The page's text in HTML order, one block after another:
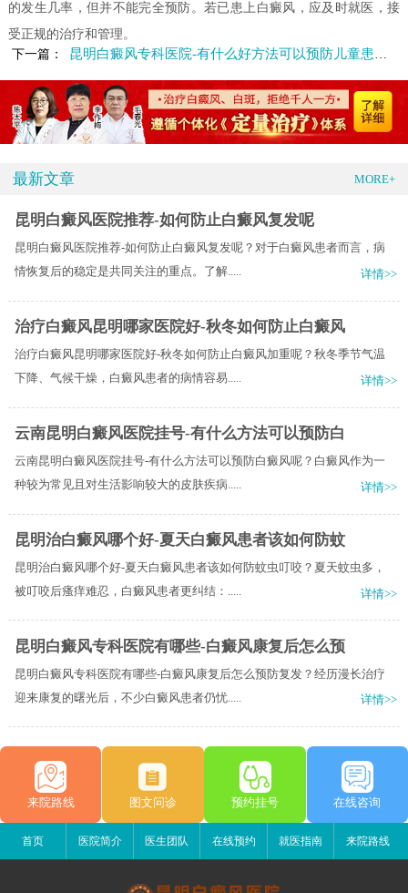
的发生几率，但并不能完全预防。若已患上白癜风，应及时就医，接
受正规的治疗和管理。
下一篇：
昆明白癜风专科医院-有什么好方法可以预防儿童患白癜风呢
最新文章 MORE+
昆明白癜风医院推荐-如何防止白癜风复发呢
昆明白癜风医院推荐-如何防止白癜风复发呢？对于白癜风患者而言，病
情恢复后的稳定是共同关注的重点。了解.....
详情>>
治疗白癜风昆明哪家医院好-秋冬如何防止白癜风
治疗白癜风昆明哪家医院好-秋冬如何防止白癜风加重呢？秋冬季节气温
下降、气候干燥，白癜风患者的病情容易.....
详情>>
云南昆明白癜风医院挂号-有什么方法可以预防白
云南昆明白癜风医院挂号-有什么方法可以预防白癜风呢？白癜风作为一
种较为常见且对生活影响较大的皮肤疾病.....
详情>>
昆明治白癜风哪个好-夏天白癜风患者该如何防蚊
昆明治白癜风哪个好-夏天白癜风患者该如何防蚊虫叮咬？夏天蚊虫多，
被叮咬后瘙痒难忍，白癜风患者更纠结：.....
详情>>
昆明白癜风专科医院有哪些-白癜风康复后怎么预
昆明白癜风专科医院有哪些-白癜风康复后怎么预防复发？经历漫长治疗
迎来康复的曙光后，不少白癜风患者仍忧.....
详情>>
来院路线 图文问诊 预约挂号 在线咨询
首页 医院简介 医生团队 在线预约 就医指南 来院路线